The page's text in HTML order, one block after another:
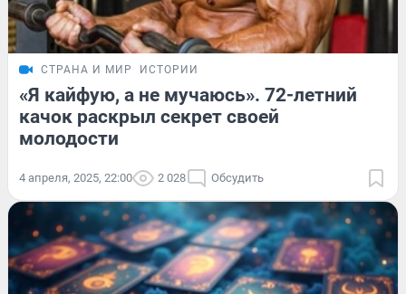
СТРАНА И МИР ИСТОРИИ
«Я кайфую, а не мучаюсь». 72-летний
качок раскрыл секрет своей
молодости
4 апреля, 2025, 22:00 2 028 Обсудить